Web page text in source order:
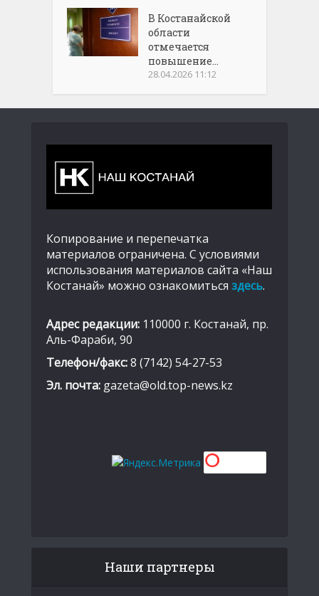
В Костанайской
области
отмечается
повышение...
28.04.2026 11:12
Копирование и перепечатка
материалов ограничена. С условиями
использования материалов сайта «Наш
Костанай» можно ознакомиться здесь.
Адрес редакции: 110000 г. Костанай, пр.
Аль-Фараби, 90
Телефон/факс:8 (7142) 54-27-53
Эл. почта: gazeta@old.top-news.kz
Наши партнеры